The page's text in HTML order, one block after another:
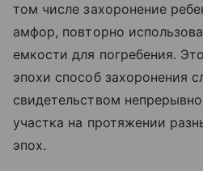
том числе захоронение
амфор, повторно
емкости для погребения.
эпохи способ захоронения
свидетельством
участка на протяжении
эпох.